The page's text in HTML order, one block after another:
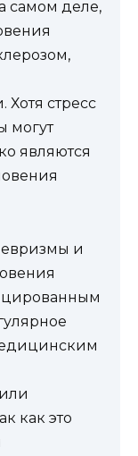
самом деле,
стресс
могут
являются
и
как это